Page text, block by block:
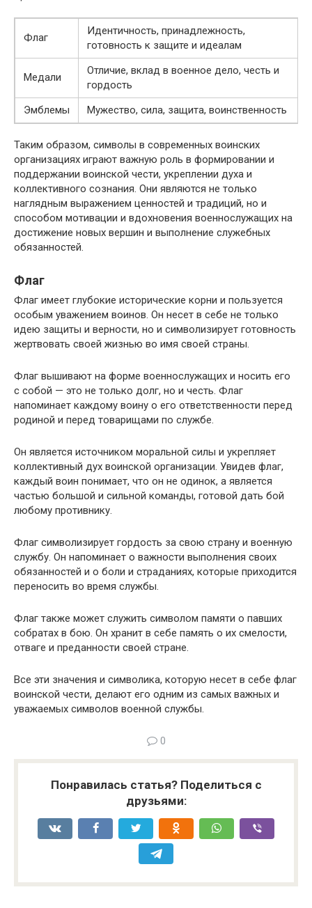
Флаг
Идентичность, принадлежность,
готовность к защите и идеалам
Медали
Отличие, вклад в военное дело, честь и
гордость
Эмблемы
Мужество, сила, защита, воинственность
Таким образом, символы в современных воинских
организациях играют важную роль в формировании и
поддержании воинской чести, укреплении духа и
коллективного сознания. Они являются не только
наглядным выражением ценностей и традиций, но и
способом мотивации и вдохновения военнослужащих на
достижение новых вершин и выполнение служебных
обязанностей.
Флаг
Флаг имеет глубокие исторические корни и пользуется
особым уважением воинов. Он несет в себе не только
идею защиты и верности, но и символизирует готовность
жертвовать своей жизнью во имя своей страны.
Флаг вышивают на форме военнослужащих и носить его
с собой — это не только долг, но и честь. Флаг
напоминает каждому воину о его ответственности перед
родиной и перед товарищами по службе.
Он является источником моральной силы и укрепляет
коллективный дух воинской организации. Увидев флаг,
каждый воин понимает, что он не одинок, а является
частью большой и сильной команды, готовой дать бой
любому противнику.
Флаг символизирует гордость за свою страну и военную
службу. Он напоминает о важности выполнения своих
обязанностей и о боли и страданиях, которые приходится
переносить во время службы.
Флаг также может служить символом памяти о павших
собратах в бою. Он хранит в себе память о их смелости,
отваге и преданности своей стране.
Все эти значения и символика, которую несет в себе флаг
воинской чести, делают его одним из самых важных и
уважаемых символов военной службы.
0
Понравилась статья? Поделиться с
друзьями: